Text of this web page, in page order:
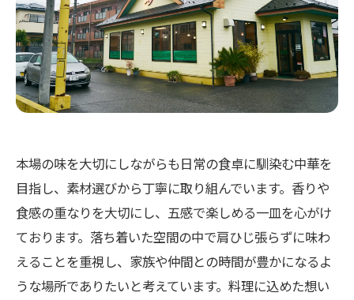
本場の味を大切にしながらも日常の食卓に馴染む中華を
目指し、素材選びから丁寧に取り組んでいます。香りや
食感の重なりを大切にし、五感で楽しめる一皿を心がけ
ております。落ち着いた空間の中で肩ひじ張らずに味わ
えることを重視し、家族や仲間との時間が豊かになるよ
うな場所でありたいと考えています。料理に込めた想い